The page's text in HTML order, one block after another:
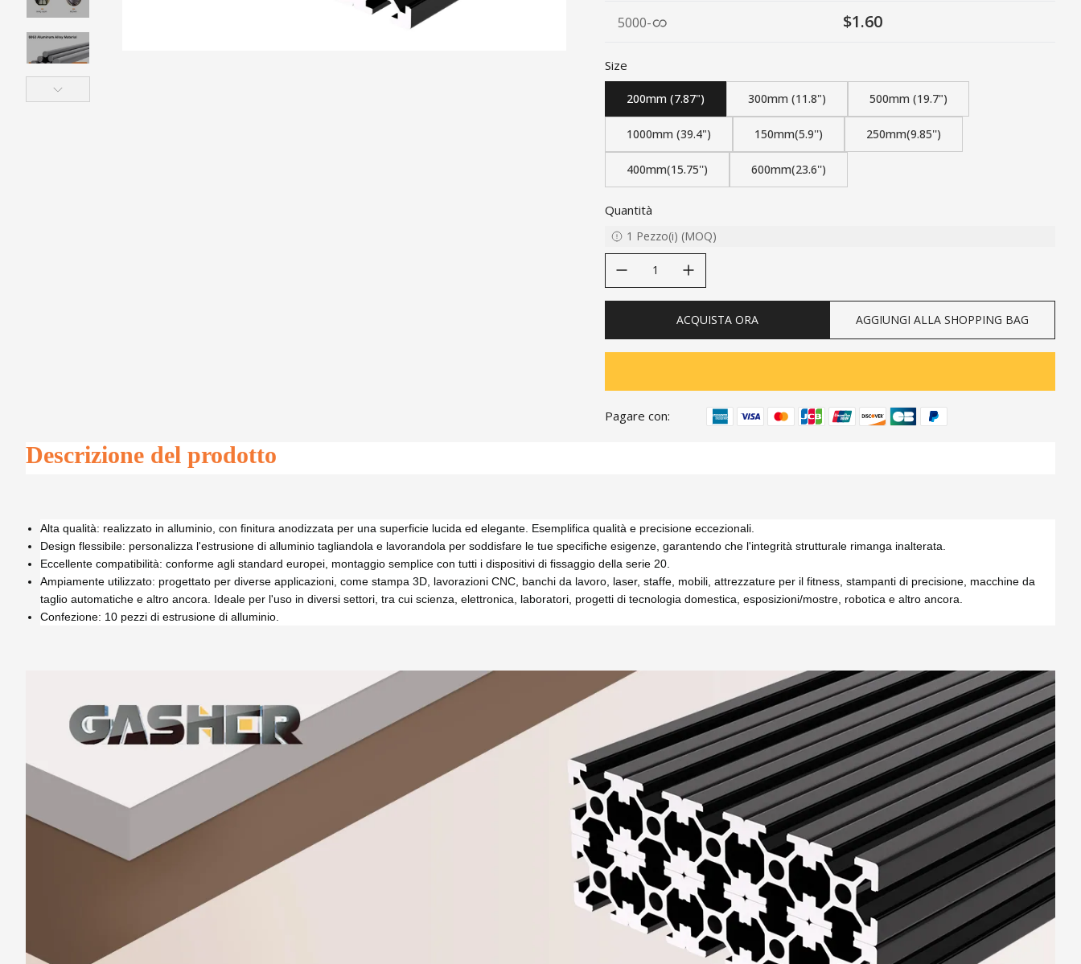
5000- $1.60
Size
200mm (7.87") 300mm (11.8") 500mm (19.7")
1000mm (39.4") 150mm(5.9'') 250mm(9.85'')
400mm(15.75'') 600mm(23.6'')
Quantità
1 Pezzo(i) (MOQ)
ACQUISTA ORA AGGIUNGI ALLA SHOPPING BAG
Pagare con:
Descrizione del prodotto
Alta qualità: realizzato in alluminio, con finitura anodizzata per una superficie lucida ed elegante. Esemplifica qualità e precisione eccezionali.
Design flessibile: personalizza l'estrusione di alluminio tagliandola e lavorandola per soddisfare le tue specifiche esigenze, garantendo che l'integrità strutturale rimanga inalterata.
Eccellente compatibilità: conforme agli standard europei, montaggio semplice con tutti i dispositivi di fissaggio della serie 20.
Ampiamente utilizzato: progettato per diverse applicazioni, come stampa 3D, lavorazioni CNC, banchi da lavoro, laser, staffe, mobili, attrezzature per il fitness, stampanti di precisione, macchine da
taglio automatiche e altro ancora. Ideale per l'uso in diversi settori, tra cui scienza, elettronica, laboratori, progetti di tecnologia domestica, esposizioni/mostre, robotica e altro ancora.
Confezione: 10 pezzi di estrusione di alluminio.